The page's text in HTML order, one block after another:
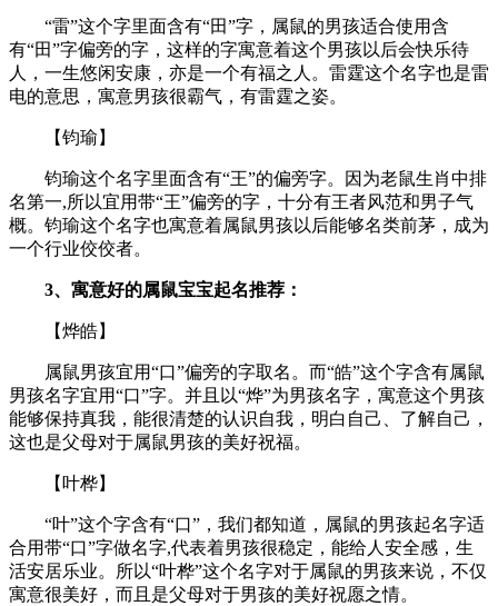
“雷”这个字里面含有“田”字，属鼠的男孩适合使用含
有“田”字偏旁的字，这样的字寓意着这个男孩以后会快乐待
人，一生悠闲安康，亦是一个有福之人。雷霆这个名字也是雷
电的意思，寓意男孩很霸气，有雷霆之姿。
【钧瑜】
钧瑜这个名字里面含有“王”的偏旁字。因为老鼠生肖中排
名第一,所以宜用带“王”偏旁的字，十分有王者风范和男子气
概。钧瑜这个名字也寓意着属鼠男孩以后能够名类前茅，成为
一个行业佼佼者。
3、寓意好的属鼠宝宝起名推荐：
【烨皓】
属鼠男孩宜用“口”偏旁的字取名。而“皓”这个字含有属鼠
男孩名字宜用“口”字。并且以“烨”为男孩名字，寓意这个男孩
能够保持真我，能很清楚的认识自我，明白自己、了解自己，
这也是父母对于属鼠男孩的美好祝福。
【叶桦】
“叶”这个字含有“口”，我们都知道，属鼠的男孩起名字适
合用带“口”字做名字,代表着男孩很稳定，能给人安全感，生
活安居乐业。所以“叶桦”这个名字对于属鼠的男孩来说，不仅
寓意很美好，而且是父母对于男孩的美好祝愿之情。